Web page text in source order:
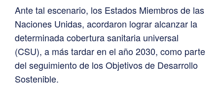
Ante tal escenario, los Estados Miembros de las
Naciones Unidas, acordaron lograr alcanzar la
determinada cobertura sanitaria universal
(CSU), a más tardar en el año 2030, como parte
del seguimiento de los Objetivos de Desarrollo
Sostenible.